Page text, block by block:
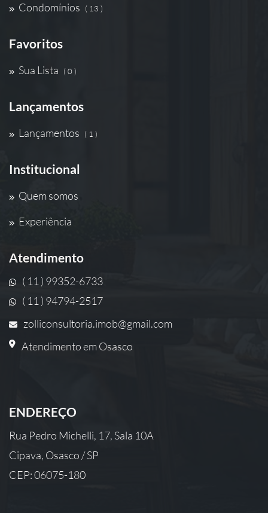
Condomínios ( 13 )
Favoritos
Sua Lista ( 0 )
Lançamentos
Lançamentos ( 1 )
Institucional
Quem somos
Experiência
Atendimento
( 11 ) 99352-6733
( 11 ) 94794-2517
zolliconsultoria.imob@gmail.com
Atendimento em Osasco
ENDEREÇO
Rua Pedro Michelli, 17, Sala 10A
Cipava, Osasco / SP
CEP: 06075-180